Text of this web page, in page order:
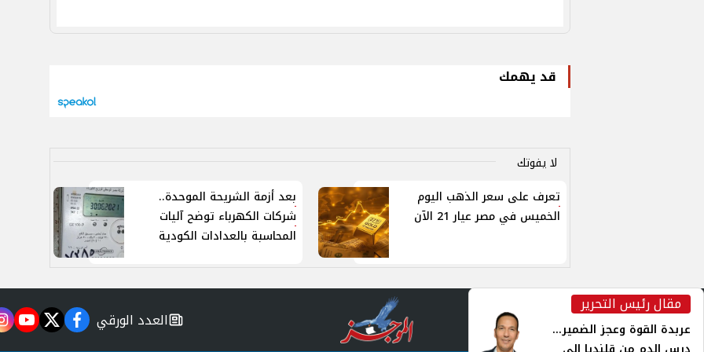
قد يهمك
لا يفوتك
تعرف على سعر الذهب اليوم
الخميس في مصر عيار 21 الآن
بعد أزمة الشريحة الموحدة..
شركات الكهرباء توضح آليات
المحاسبة بالعدادات الكودية
مقال رئيس التحرير
عربدة القوة وعجز الضمير...
newspaper
العدد الورقي facebook
twitter